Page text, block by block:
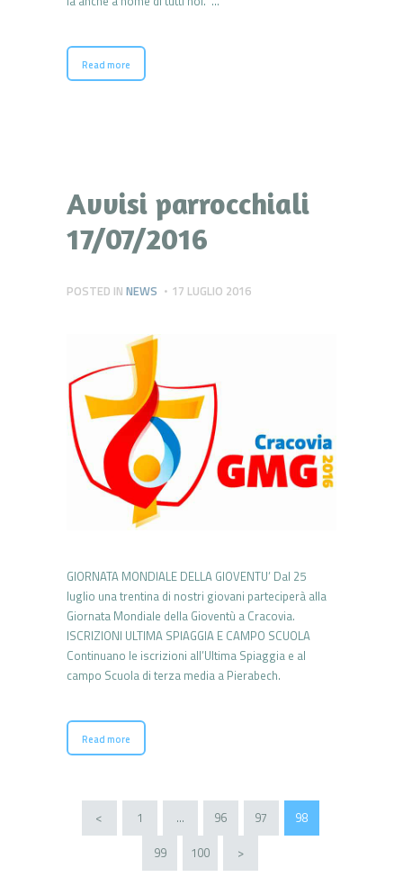
Read more
Avvisi parrocchiali
17/07/2016
POSTED IN NEWS 17 LUGLIO 2016
GIORNATA MONDIALE DELLA GIOVENTU’ Dal 25
luglio una trentina di nostri giovani parteciperà alla
Giornata Mondiale della Gioventù a Cracovia.
ISCRIZIONI ULTIMA SPIAGGIA E CAMPO SCUOLA
Continuano le iscrizioni all’Ultima Spiaggia e al
campo Scuola di terza media a Pierabech.
Read more
Paginazione
degli
< PAGE
1 … PAGE
96 PAGE
97 PAGE
98
PAGE
99 PAGE
100 >